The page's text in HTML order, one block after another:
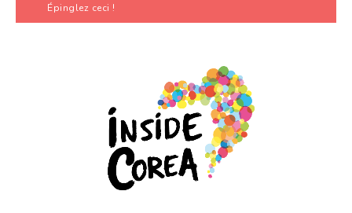
Épinglez ceci !